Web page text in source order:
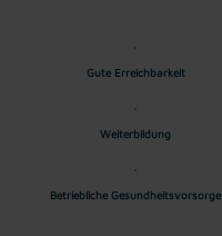
Gute Erreichbarkeit
Weiterbildung
Betriebliche Gesundheitsvorsorge